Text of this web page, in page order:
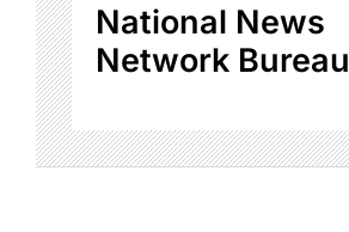
National News
Network Bureau